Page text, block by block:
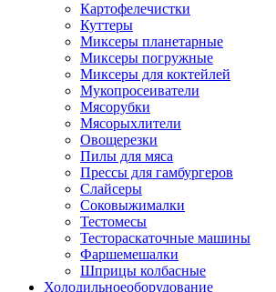
Картофелечистки
Куттеры
Миксеры планетарные
Миксеры погружные
Миксеры для коктейлей
Мукопросеиватели
Мясорубки
Мясорыхлители
Овощерезки
Пилы для мяса
Прессы для гамбургеров
Слайсеры
Соковыжималки
Тестомесы
Тестораскаточные машины
Фаршемешалки
Шприцы колбасные
Холодильноеоборудование